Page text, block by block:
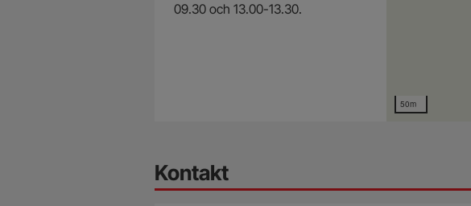
09.30 och 13.00-13.30.
50m
Kontakt